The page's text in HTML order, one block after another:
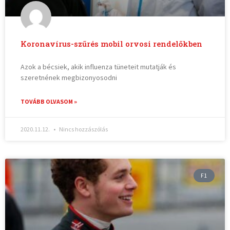
Koronavírus-szűrés mobil orvosi rendelőkben
Azok a bécsiek, akik influenza tüneteit mutatják és
szeretnének megbizonyosodni
TOVÁBB OLVASOM »
2020.11.12. Nincs hozzászólás
F1